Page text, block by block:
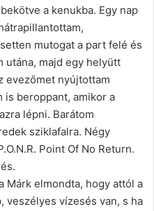
a kenukba. Egy nap
mutogat a part felé és
utána, majd egy helyütt
evezőmet nyújtottam
is beroppant, amikor a
lépni. Barátom
sziklafalra. Négy
Point Of No Return.
Márk elmondta, hogy attól a
vízesés van, s ha